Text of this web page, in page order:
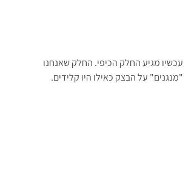
עכשיו מגיע החלק הכיפי. החלק שאנחנו
"מנגנים" על הבצק כאילו היו קלידים.